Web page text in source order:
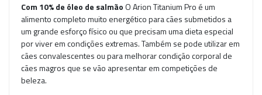
Com 10% de óleo de salmão O Arion Titanium Pro é um
alimento completo muito energético para cães submetidos a
um grande esforço físico ou que precisam uma dieta especial
por viver em condições extremas. Também se pode utilizar em
cães convalescentes ou para melhorar condição corporal de
cães magros que se vão apresentar em competições de
beleza.